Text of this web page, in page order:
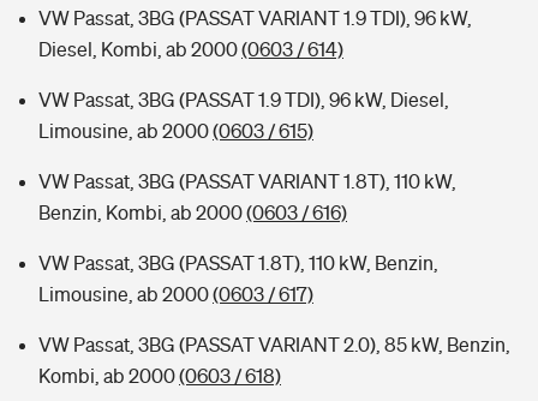
VW Passat, 3BG (PASSAT VARIANT 1.9 TDI), 96 kW,
Diesel, Kombi, ab 2000(0603 / 614)
VW Passat, 3BG (PASSAT 1.9 TDI), 96 kW, Diesel,
Limousine, ab 2000(0603 / 615)
VW Passat, 3BG (PASSAT VARIANT 1.8T), 110 kW,
Benzin, Kombi, ab 2000(0603 / 616)
VW Passat, 3BG (PASSAT 1.8T), 110 kW, Benzin,
Limousine, ab 2000(0603 / 617)
VW Passat, 3BG (PASSAT VARIANT 2.0), 85 kW, Benzin,
Kombi, ab 2000(0603 / 618)